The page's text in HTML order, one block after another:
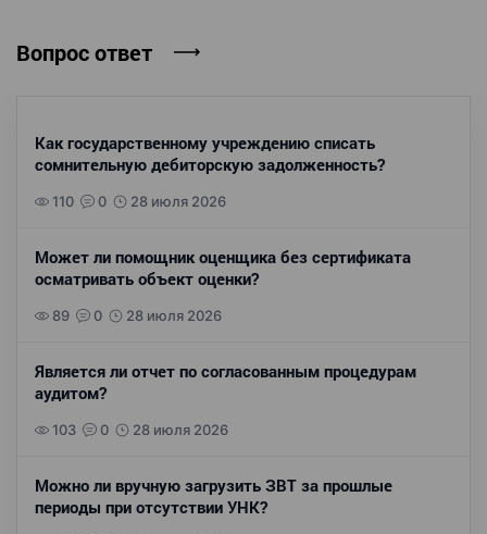
Вопрос ответ
Как государственному учреждению списать
сомнительную дебиторскую задолженность?
110 0 28 июля 2026
Может ли помощник оценщика без сертификата
осматривать объект оценки?
89 0 28 июля 2026
Является ли отчет по согласованным процедурам
аудитом?
103 0 28 июля 2026
Можно ли вручную загрузить ЗВТ за прошлые
периоды при отсутствии УНК?